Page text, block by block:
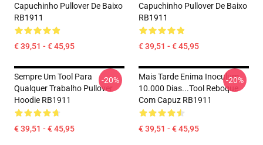
Capuchinho Pullover De Baixo
RB1911
€ 39,51 - € 45,95
Capuchinho Pullover De Baixo
RB1911
€ 39,51 - € 45,95
Sempre Um Tool Para
Qualquer Trabalho Pullover
Hoodie RB1911
€ 39,51 - € 45,95
-20%
Mais Tarde Enima Inoculum
10.000 Dias...tool Reboque
Com Capuz RB1911
€ 39,51 - € 45,95
-20%